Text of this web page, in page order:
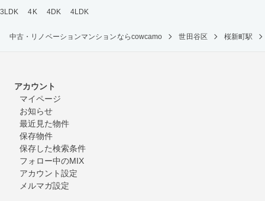
3LDK
4K 4DK 4LDK
中古・リノベーションマンションならcowcamo 世田谷区 桜新町駅
アカウント
マイページ
お知らせ
最近見た物件
保存物件
保存した検索条件
フォロー中のMIX
アカウント設定
メルマガ設定